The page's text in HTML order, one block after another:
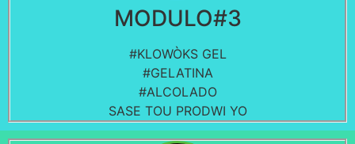
MODULO#3
#KLOWÒKS GEL
#GELATINA
#ALCOLADO
SASE TOU PRODWI YO